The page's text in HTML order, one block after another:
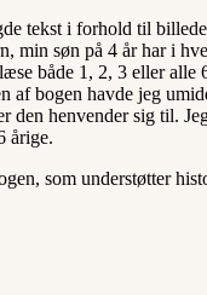
tekst i forhold til
min søn på 4 år har i
både 1, 2, 3 eller alle
af bogen havde jeg
den henvender sig til.
årige.
som understøtter